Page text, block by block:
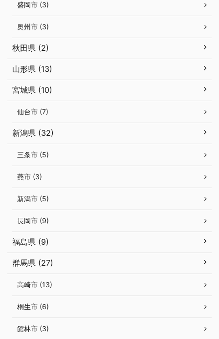
盛岡市 (3)
奥州市 (3)
秋田県 (2)
山形県 (13)
宮城県 (10)
仙台市 (7)
新潟県 (32)
三条市 (5)
燕市 (3)
新潟市 (5)
長岡市 (9)
福島県 (9)
群馬県 (27)
高崎市 (13)
桐生市 (6)
館林市 (3)